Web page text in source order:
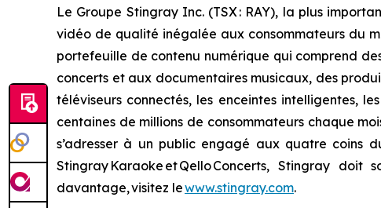
Le Groupe Stingray Inc. (TSX : RAY), la plus
vidéo de qualité inégalée aux consommateurs du
portefeuille de contenu numérique qui comprend
concerts et aux documentaires musicaux, des
téléviseurs connectés, les enceintes intelligentes,
centaines de millions de consommateurs chaque
s’adresser à un public engagé aux quatre coins
Stingray Karaoke et Qello Concerts, Stingray
davantage, visitez lewww.stingray.com.